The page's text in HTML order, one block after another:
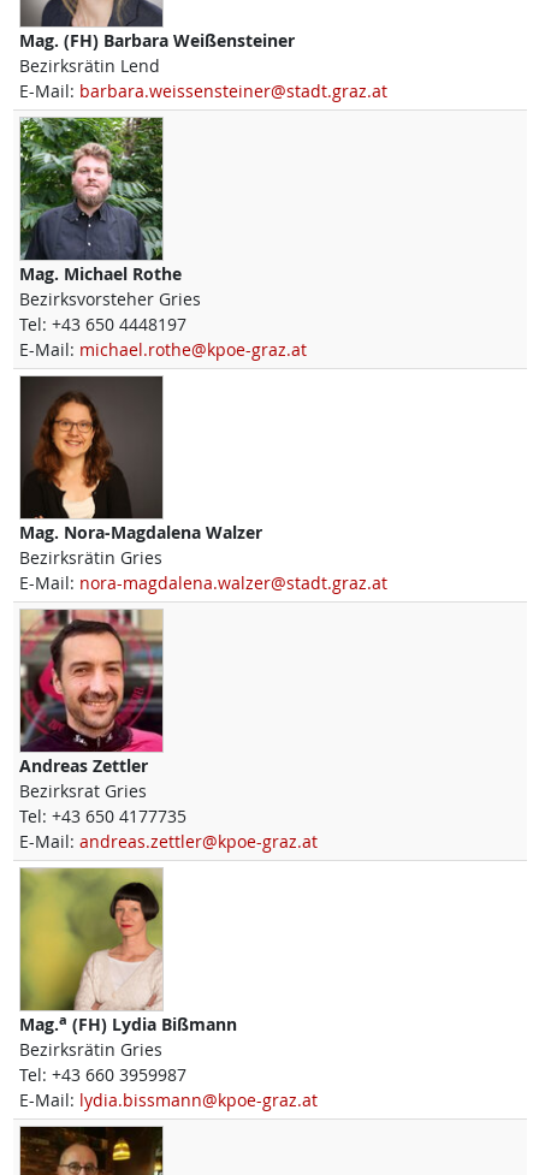
Mag. (FH) Barbara Weißensteiner
Bezirksrätin Lend
E-Mail: barbara.weissensteiner@stadt.graz.at
Mag. Michael Rothe
Bezirksvorsteher Gries
Tel: +43 650 4448197
E-Mail: michael.rothe@kpoe-graz.at
Mag. Nora-Magdalena Walzer
Bezirksrätin Gries
E-Mail: nora-magdalena.walzer@stadt.graz.at
Andreas Zettler
Bezirksrat Gries
Tel: +43 650 4177735
E-Mail: andreas.zettler@kpoe-graz.at
Mag.a (FH) Lydia Bißmann
Bezirksrätin Gries
Tel: +43 660 3959987
E-Mail: lydia.bissmann@kpoe-graz.at